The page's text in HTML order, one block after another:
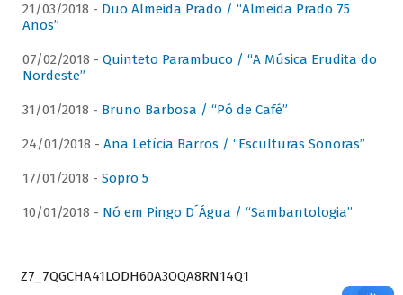
21/03/2018 - Duo Almeida Prado / “Almeida Prado 75
Anos”
07/02/2018 - Quinteto Parambuco / “A Música Erudita do
Nordeste”
31/01/2018 - Bruno Barbosa / “Pó de Café”
24/01/2018 - Ana Letícia Barros / “Esculturas Sonoras”
17/01/2018 - Sopro 5
10/01/2018 - Nó em Pingo D´Água / “Sambantologia”
Z7_7QGCHA41LODH60A3OQA8RN14Q1